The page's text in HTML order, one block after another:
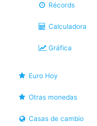
Récords
Calculadora
Gráfica
Euro Hoy
Otras monedas
Casas de cambio